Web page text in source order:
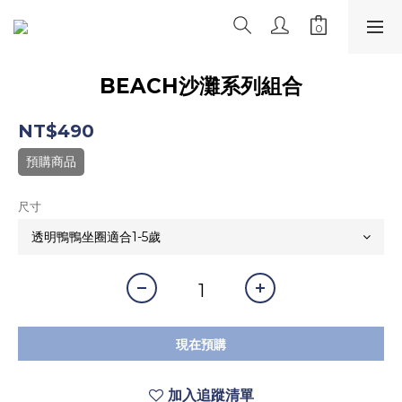
BEACH沙灘系列組合
NT$490
預購商品
尺寸
現在預購
加入追蹤清單